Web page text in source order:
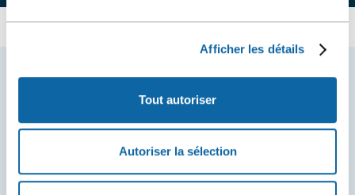
Afficher les détails
Tout autoriser
Autoriser la sélection
VOUS AIMEREZ AUSSI